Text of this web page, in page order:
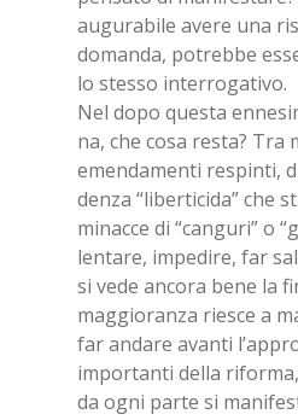
au­gu­ra­bi­le ave­re una
do­man­da, po­treb­be
lo stes­so in­ter­ro­ga­ti­vo.
Nel dopo que­sta
na, che cosa re­sta? Tra
emen­da­men­ti re­spin­ti,
den­za “li­ber­ti­ci­da” che
mi­nac­ce di “can­gu­ri” o
len­ta­re, im­pe­di­re, far
si vede an­co­ra bene la
mag­gio­ran­za rie­sce a
far an­da­re avan­ti
im­por­tan­ti del­la
da ogni par­te si